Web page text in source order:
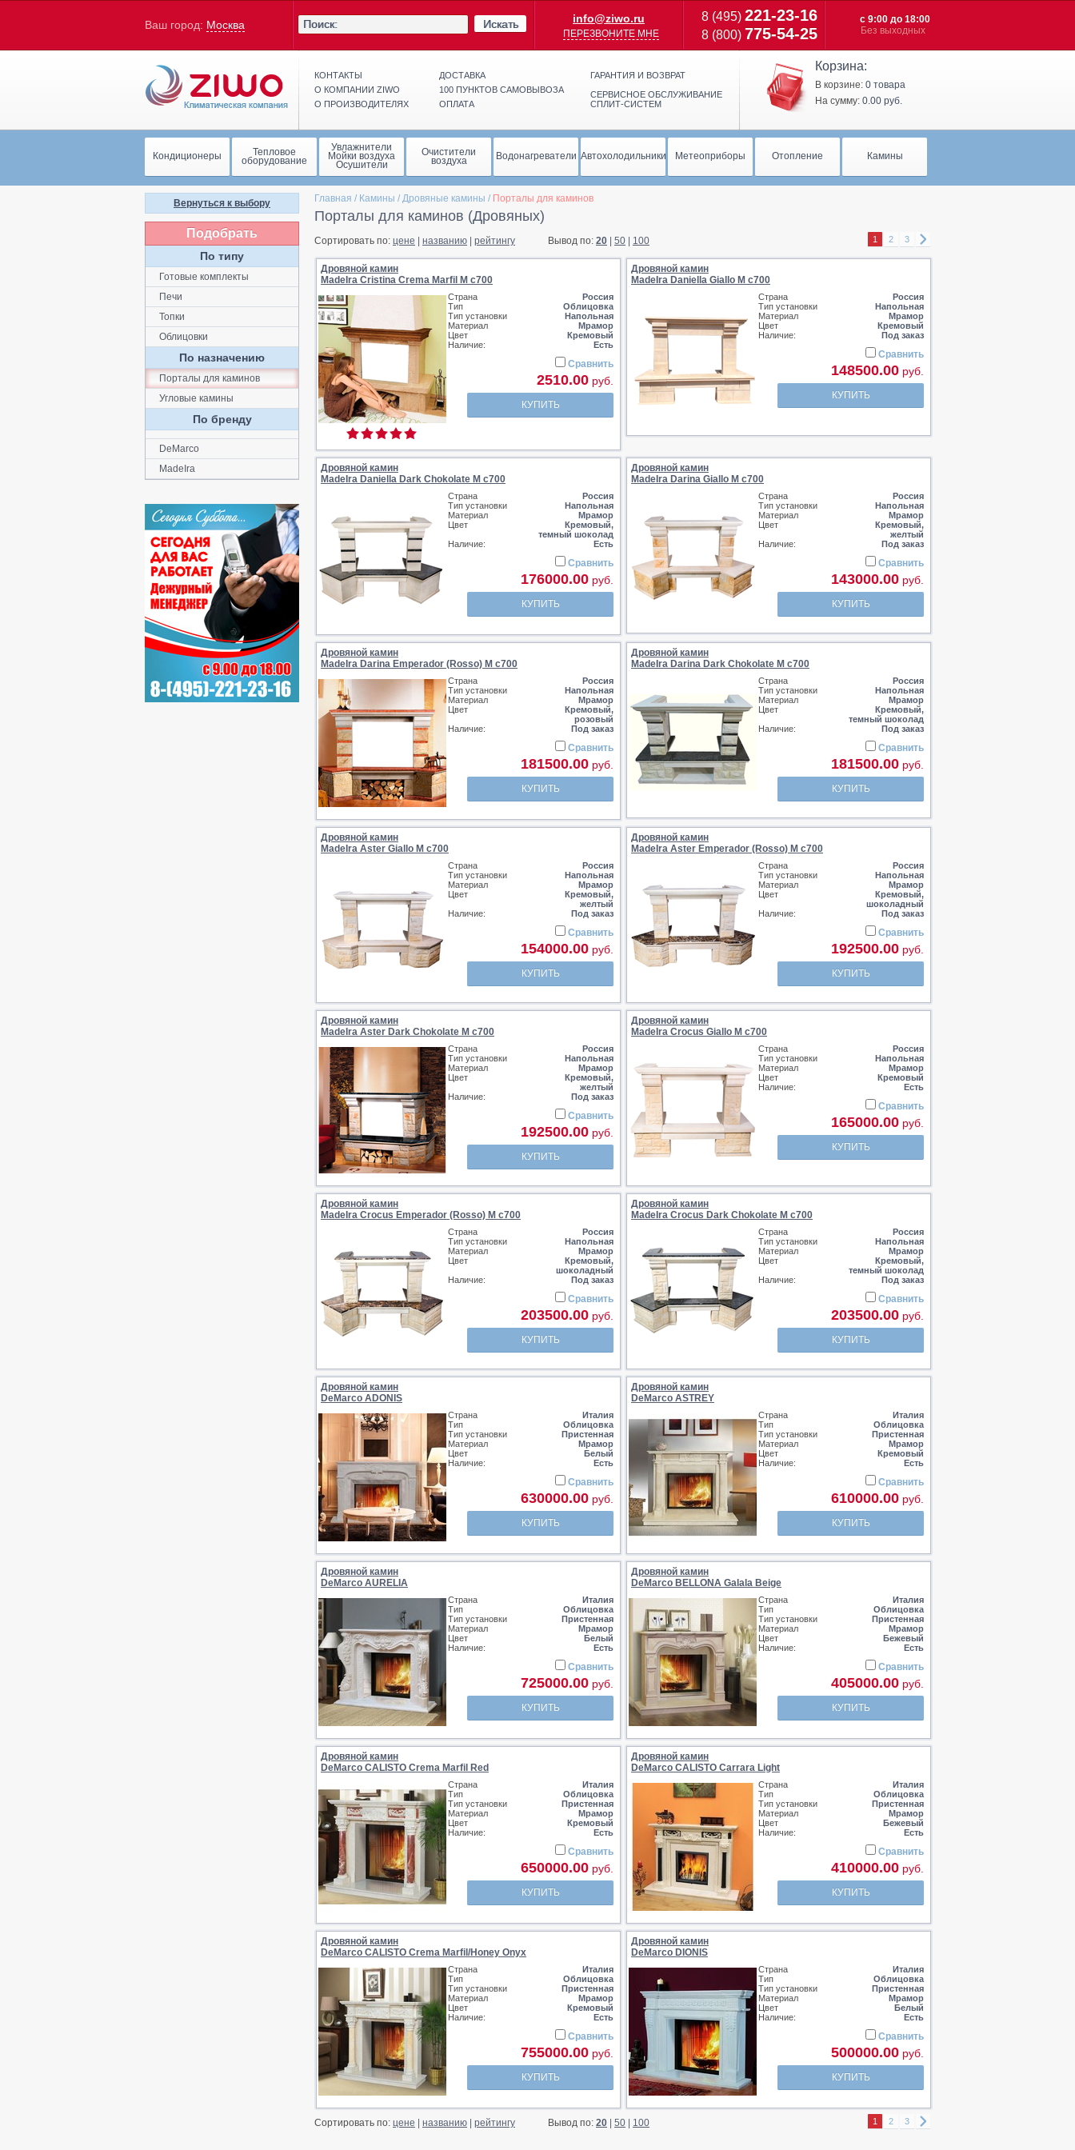
Ваш город: Москва Искать info@ziwo.ru
ПЕРЕЗВОНИТЕ МНЕ
8 (495) 221-23-16
8 (800) 775-54-25
c 9:00 до 18:00
Без выходных
КОНТАКТЫ
О КОМПАНИИ ZIWO
О ПРОИЗВОДИТЕЛЯХ
ДОСТАВКА
100 ПУНКТОВ САМОВЫВОЗА
ОПЛАТА
ГАРАНТИЯ И ВОЗВРАТ
СЕРВИСНОЕ ОБСЛУЖИВАНИЕ
СПЛИТ-СИСТЕМ
Корзина:
В корзине: 0 товара
На сумму: 0.00 руб.
Кондиционеры Тепловое
оборудование
Увлажнители
Мойки воздуха
Осушители
Очистители
воздуха Водонагреватели Автохолодильники Метеоприборы Отопление Камины
Главная / Камины / Дровяные камины / Порталы для каминов
Порталы для каминов (Дровяных)
Сортировать по: цене названию рейтингу Вывод по: 20 50 100 1 2 3
Дровяной камин
MadeIra Cristina Crema Marfil M c700
Страна
Россия
Тип
Облицовка
Тип установки
Напольная
Материал
Мрамор
Цвет
Кремовый
Наличие:
Есть
Сравнить
2510.00 руб.
КУПИТЬ
Дровяной камин
MadeIra Daniella Giallo M c700
Страна
Россия
Тип установки
Напольная
Материал
Мрамор
Цвет
Кремовый
Наличие:
Под заказ
Сравнить
148500.00 руб.
КУПИТЬ
Дровяной камин
MadeIra Daniella Dark Chokolate M c700
Страна
Россия
Тип установки
Напольная
Материал
Мрамор
Цвет
Кремовый,
темный шоколад
Наличие:
Есть
Сравнить
176000.00 руб.
КУПИТЬ
Дровяной камин
MadeIra Darina Giallo M c700
Страна
Россия
Тип установки
Напольная
Материал
Мрамор
Цвет
Кремовый,
желтый
Наличие:
Под заказ
Сравнить
143000.00 руб.
КУПИТЬ
Дровяной камин
MadeIra Darina Emperador (Rosso) M c700
Страна
Россия
Тип установки
Напольная
Материал
Мрамор
Цвет
Кремовый,
розовый
Наличие:
Под заказ
Сравнить
181500.00 руб.
КУПИТЬ
Дровяной камин
MadeIra Darina Dark Chokolate M c700
Страна
Россия
Тип установки
Напольная
Материал
Мрамор
Цвет
Кремовый,
темный шоколад
Наличие:
Под заказ
Сравнить
181500.00 руб.
КУПИТЬ
Дровяной камин
MadeIra Aster Giallo M c700
Страна
Россия
Тип установки
Напольная
Материал
Мрамор
Цвет
Кремовый,
желтый
Наличие:
Под заказ
Сравнить
154000.00 руб.
КУПИТЬ
Дровяной камин
MadeIra Aster Emperador (Rosso) M c700
Страна
Россия
Тип установки
Напольная
Материал
Мрамор
Цвет
Кремовый,
шоколадный
Наличие:
Под заказ
Сравнить
192500.00 руб.
КУПИТЬ
Дровяной камин
MadeIra Aster Dark Chokolate M c700
Страна
Россия
Тип установки
Напольная
Материал
Мрамор
Цвет
Кремовый,
желтый
Наличие:
Под заказ
Сравнить
192500.00 руб.
КУПИТЬ
Дровяной камин
MadeIra Crocus Giallo M c700
Страна
Россия
Тип установки
Напольная
Материал
Мрамор
Цвет
Кремовый
Наличие:
Есть
Сравнить
165000.00 руб.
КУПИТЬ
Дровяной камин
MadeIra Crocus Emperador (Rosso) M c700
Страна
Россия
Тип установки
Напольная
Материал
Мрамор
Цвет
Кремовый,
шоколадный
Наличие:
Под заказ
Сравнить
203500.00 руб.
КУПИТЬ
Дровяной камин
MadeIra Crocus Dark Chokolate M c700
Страна
Россия
Тип установки
Напольная
Материал
Мрамор
Цвет
Кремовый,
темный шоколад
Наличие:
Под заказ
Сравнить
203500.00 руб.
КУПИТЬ
Дровяной камин
DeMarco ADONIS
Страна
Италия
Тип
Облицовка
Тип установки
Пристенная
Материал
Мрамор
Цвет
Белый
Наличие:
Есть
Сравнить
630000.00 руб.
КУПИТЬ
Дровяной камин
DeMarco ASTREY
Страна
Италия
Тип
Облицовка
Тип установки
Пристенная
Материал
Мрамор
Цвет
Кремовый
Наличие:
Есть
Сравнить
610000.00 руб.
КУПИТЬ
Дровяной камин
DeMarco AURELIA
Страна
Италия
Тип
Облицовка
Тип установки
Пристенная
Материал
Мрамор
Цвет
Белый
Наличие:
Есть
Сравнить
725000.00 руб.
КУПИТЬ
Дровяной камин
DeMarco BELLONA Galala Beige
Страна
Италия
Тип
Облицовка
Тип установки
Пристенная
Материал
Мрамор
Цвет
Бежевый
Наличие:
Есть
Сравнить
405000.00 руб.
КУПИТЬ
Дровяной камин
DeMarco CALISTO Crema Marfil Red
Страна
Италия
Тип
Облицовка
Тип установки
Пристенная
Материал
Мрамор
Цвет
Кремовый
Наличие:
Есть
Сравнить
650000.00 руб.
КУПИТЬ
Дровяной камин
DeMarco CALISTO Carrara Light
Страна
Италия
Тип
Облицовка
Тип установки
Пристенная
Материал
Мрамор
Цвет
Бежевый
Наличие:
Есть
Сравнить
410000.00 руб.
КУПИТЬ
Дровяной камин
DeMarco CALISTO Crema Marfil/Honey Onyx
Страна
Италия
Тип
Облицовка
Тип установки
Пристенная
Материал
Мрамор
Цвет
Кремовый
Наличие:
Есть
Сравнить
755000.00 руб.
КУПИТЬ
Дровяной камин
DeMarco DIONIS
Страна
Италия
Тип
Облицовка
Тип установки
Пристенная
Материал
Мрамор
Цвет
Белый
Наличие:
Есть
Сравнить
500000.00 руб.
КУПИТЬ
Сортировать по: цене названию рейтингу Вывод по: 20 50 100 1 2 3
Вернуться к выбору
Подобрать
По типу
Готовые комплекты
Печи
Топки
Облицовки
По назначению
Порталы для каминов
Угловые камины
По бренду
DeMarco
MadeIra